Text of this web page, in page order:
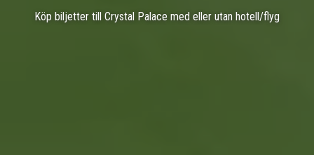
Köp biljetter till Crystal Palace med eller utan hotell/flyg